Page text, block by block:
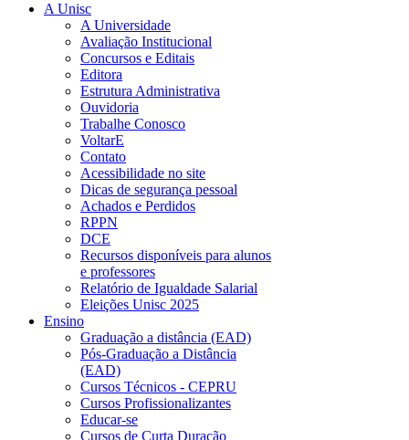
A Unisc
A Universidade
Avaliação Institucional
Concursos e Editais
Editora
Estrutura Administrativa
Ouvidoria
Trabalhe Conosco
VoltarE
Contato
Acessibilidade no site
Dicas de segurança pessoal
Achados e Perdidos
RPPN
DCE
Recursos disponíveis para alunos
e professores
Relatório de Igualdade Salarial
Eleições Unisc 2025
Ensino
Graduação a distância (EAD)
Pós-Graduação a Distância
(EAD)
Cursos Técnicos - CEPRU
Cursos Profissionalizantes
Educar-se
Cursos de Curta Duração